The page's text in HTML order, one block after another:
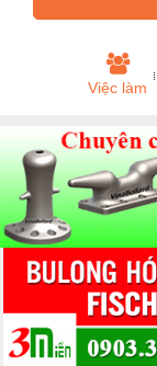
Việc làm